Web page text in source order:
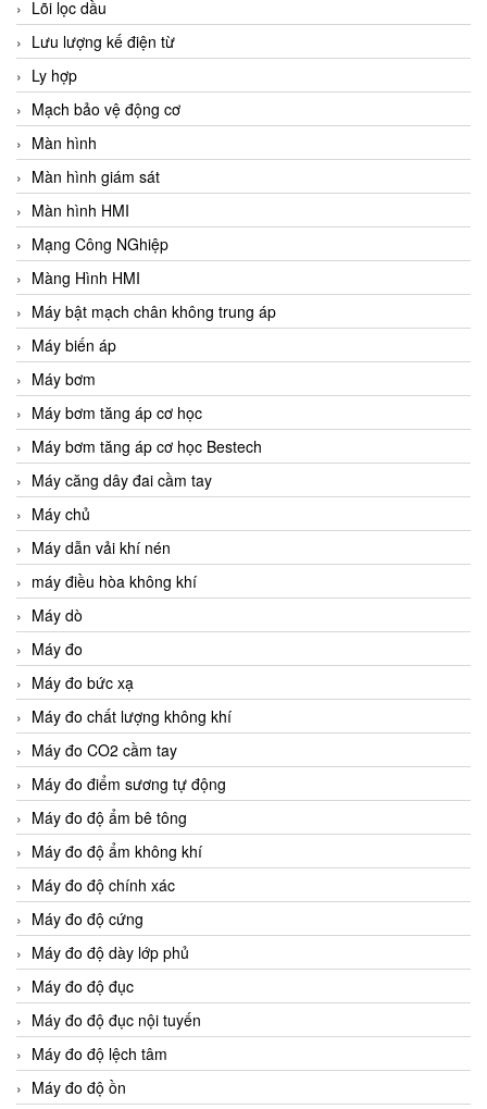
Lõi lọc dầu
Lưu lượng kế điện từ
Ly hợp
Mạch bảo vệ động cơ
Màn hình
Màn hình giám sát
Màn hình HMI
Mạng Công NGhiệp
Màng Hình HMI
Máy bật mạch chân không trung áp
Máy biến áp
Máy bơm
Máy bơm tăng áp cơ học
Máy bơm tăng áp cơ học Bestech
Máy căng dây đai cầm tay
Máy chủ
Máy dẫn vải khí nén
máy điều hòa không khí
Máy dò
Máy đo
Máy đo bức xạ
Máy đo chất lượng không khí
Máy đo CO2 cầm tay
Máy đo điểm sương tự động
Máy đo độ ẩm bê tông
Máy đo độ ẩm không khí
Máy đo độ chính xác
Máy đo độ cứng
Máy đo độ dày lớp phủ
Máy đo độ đục
Máy đo độ đục nội tuyến
Máy đo độ lệch tâm
Máy đo độ ồn